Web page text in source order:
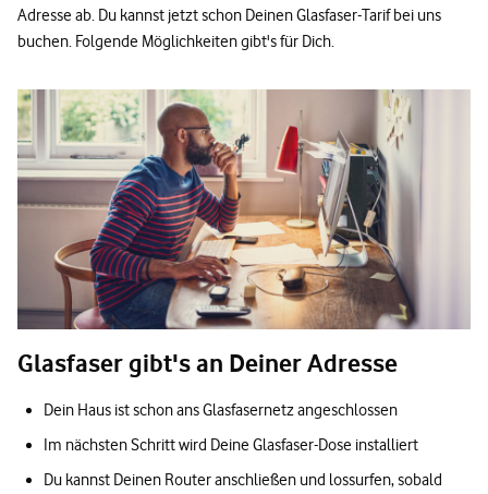
Adresse ab. Du kannst jetzt schon Deinen Glasfaser-Tarif bei uns
buchen. Folgende Möglichkeiten gibt's für Dich.
Glasfaser gibt's an Deiner Adresse
Dein Haus ist schon ans Glasfasernetz angeschlossen
Im nächsten Schritt wird Deine Glasfaser-Dose installiert
Du kannst Deinen Router anschließen und lossurfen, sobald